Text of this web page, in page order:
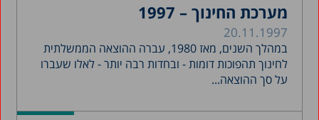
מערכת החינוך – 1997
20.11.1997
במהלך השנים, מאז 1980, עברה ההוצאה הממשלתית
לחינוך תהפוכות דומות - ובחדות רבה יותר - לאלו שעברו
על סך ההוצאה...